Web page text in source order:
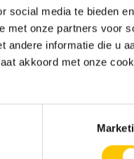
social media te bieden
met onze partners voor
andere informatie die u
akkoord met onze
être utilisé avec des
de polymères convient
des joints. Il
après le balayage, la
suffisamment d'eau.
Gator EuroStone :